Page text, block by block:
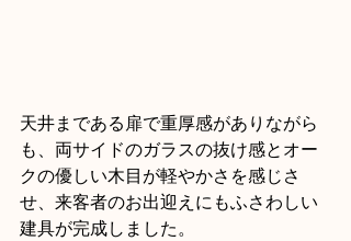
天井まである扉で重厚感がありながら
も、両サイドのガラスの抜け感とオー
クの優しい木目が軽やかさを感じさ
せ、来客者のお出迎えにもふさわしい
建具が完成しました。